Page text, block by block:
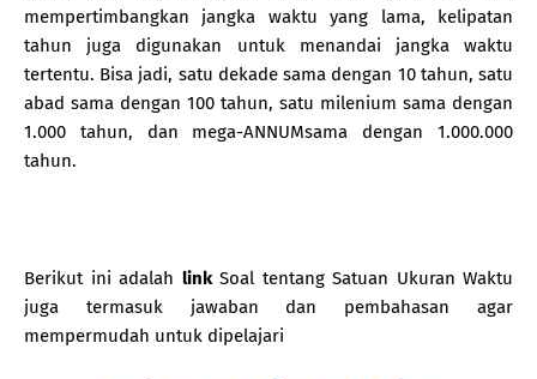
mempertimbangkan jangka waktu yang lama, kelipatan
tahun juga digunakan untuk menandai jangka waktu
tertentu. Bisa jadi, satu dekade sama dengan 10 tahun, satu
abad sama dengan 100 tahun, satu milenium sama dengan
1.000 tahun, dan mega-ANNUMsama dengan 1.000.000
tahun.
Berikut ini adalah link Soal tentang Satuan Ukuran Waktu
juga termasuk jawaban dan pembahasan agar
mempermudah untuk dipelajari